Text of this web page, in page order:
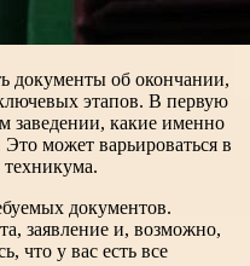
документы об окончании,
этапов. В первую
заведении, какие именно
может варьироваться в
техникума.
документов.
заявление и, возможно,
что у вас есть все